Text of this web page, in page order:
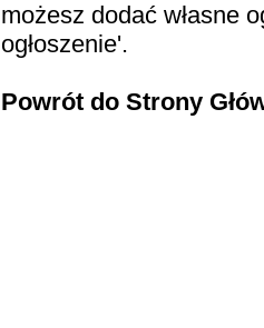
możesz dodać własne
ogłoszenie'.
Powrót do Strony